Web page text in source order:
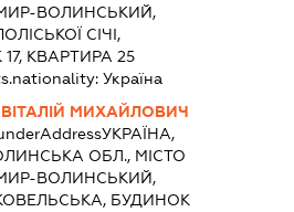
ВОЛИНСЬКИЙ,
СІЧІ,
КВАРТИРА 25
Україна
МИХАЙЛОВИЧ
УКРАЇНА,
ОБЛ., МІСТО
ВОЛИНСЬКИЙ,
БУДИНОК